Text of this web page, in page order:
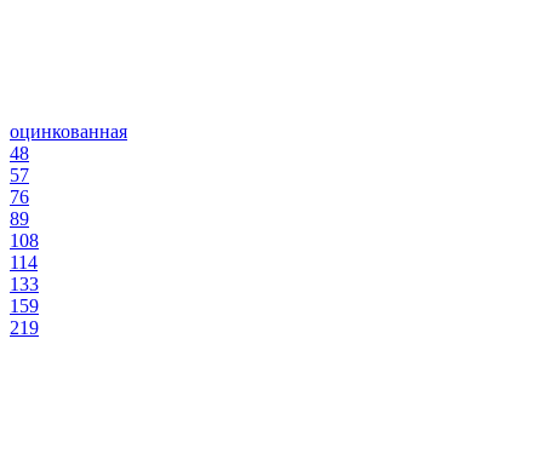
оцинкованная
48
57
76
89
108
114
133
159
219